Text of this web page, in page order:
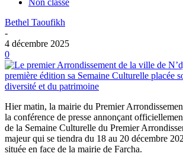
Bethel Taoufikh
-
4 décembre 2025
0
Hier matin, la mairie du Premier
la conférence de presse annonçant
de la Semaine Culturelle du Premier
majeur qui se tiendra du 18 au 20 décembre
située en face de la mairie de Farcha.